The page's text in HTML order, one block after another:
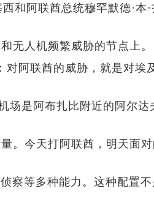
和阿联酋总统穆罕默德·本
无人机频繁威胁的节点上。
阿联酋的威胁，就是对
是阿布扎比附近的阿尔
今天打阿联酋，明天面
察等多种能力。这种配置